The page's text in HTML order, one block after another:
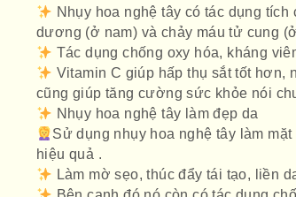
Nhụy hoa nghệ tây có tác dụng
dương (ở nam) và chảy máu tử cung
Tác dụng chống oxy hóa, kháng
Vitamin C giúp hấp thụ sắt tốt hơn,
cũng giúp tăng cường sức khỏe nói
Nhụy hoa nghệ tây làm đẹp da
Sử dụng nhụy hoa nghệ tây làm
hiệu quả .
Làm mờ sẹo, thúc đẩy tái tạo, liền